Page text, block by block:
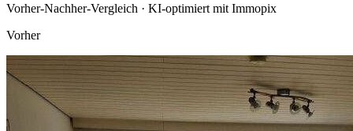
Vorher-Nachher-Vergleich · KI-optimiert mit Immopix
Vorher